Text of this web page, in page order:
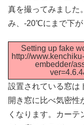
真を撮ってみました
み、-20℃にまで下が
Setting up fake
http://
embedder/
設置されている窓は
開き窓に比べ気密性
くなります。カー